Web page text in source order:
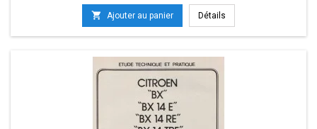
 Ajouter au panier Détails